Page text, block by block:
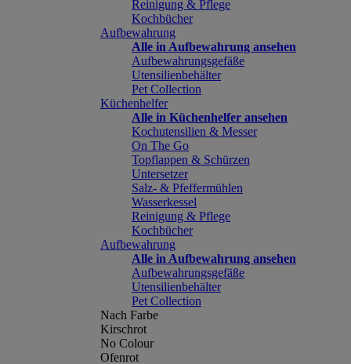
Reinigung & Pflege
Kochbücher
Aufbewahrung
Alle in Aufbewahrung ansehen
Aufbewahrungsgefäße
Utensilienbehälter
Pet Collection
Küchenhelfer
Alle in Küchenhelfer ansehen
Kochutensilien & Messer
On The Go
Topflappen & Schürzen
Untersetzer
Salz- & Pfeffermühlen
Wasserkessel
Reinigung & Pflege
Kochbücher
Aufbewahrung
Alle in Aufbewahrung ansehen
Aufbewahrungsgefäße
Utensilienbehälter
Pet Collection
Nach Farbe
Kirschrot
No Colour
Ofenrot